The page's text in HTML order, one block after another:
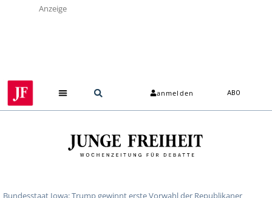
Anzeige
anmelden ABO
Bundesstaat Iowa: Trump gewinnt erste Vorwahl der Republikaner